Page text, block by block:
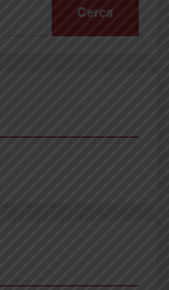
Cerca